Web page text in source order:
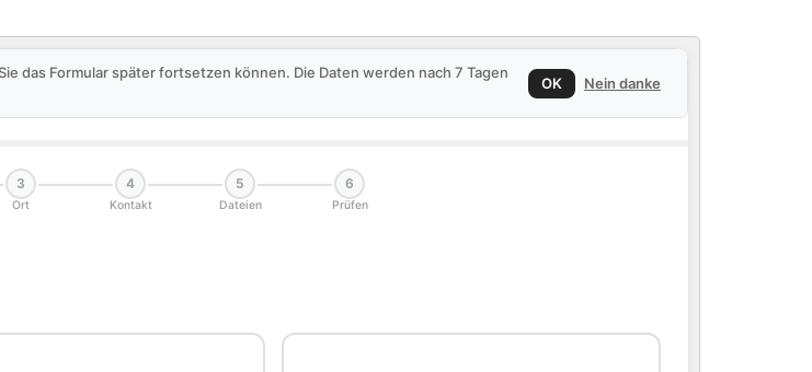
das Formular später fortsetzen können. Die Daten werden nach 7 Tagen
OK Nein danke
3
Ort
4
Kontakt
5
Dateien
6
Prüfen